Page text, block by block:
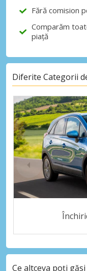
Fără comision
Comparăm
piață
Diferite Categorii
Ce altceva poți găsi